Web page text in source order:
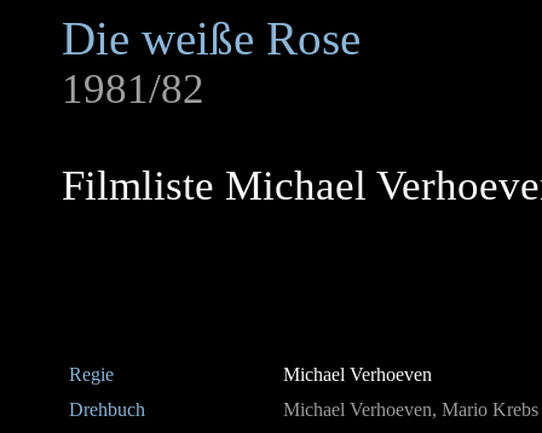
Die weiße Rose
1981/82
Filmliste Michael
Regie
Michael Verhoeven
Drehbuch
Michael Verhoeven, Mario Krebs